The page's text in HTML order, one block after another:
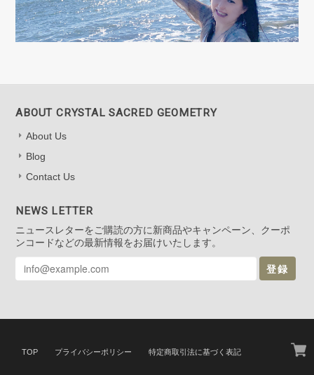
ABOUT CRYSTAL SACRED GEOMETRY
About Us
Blog
Contact Us
NEWS LETTER
ニュースレターをご購読の方に新商品やキャンペーン、クーポ
ンコードなどの最新情報をお届けいたします。
登録
TOP プライバシーポリシー 特定商取引法に基づく表記